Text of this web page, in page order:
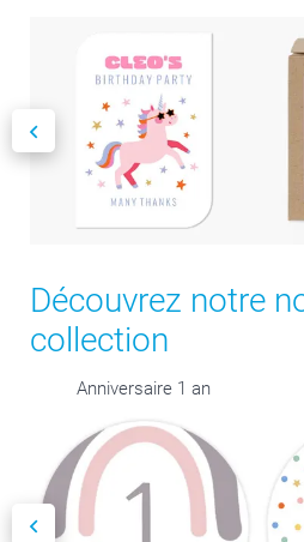
Découvrez notre
collection
Anniversaire 1 an